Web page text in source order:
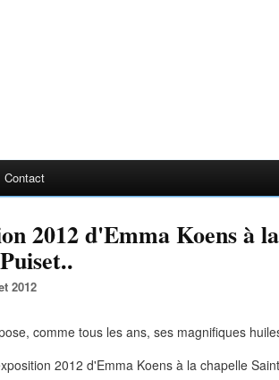
Contact
2012 d'Emma Koens à
2012
comme tous les ans, ses magnifiques